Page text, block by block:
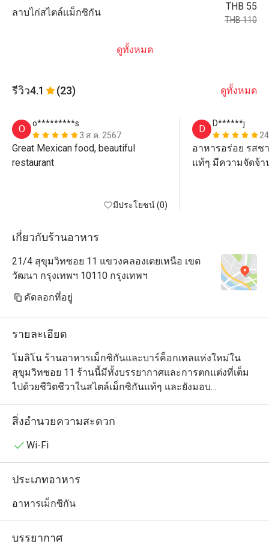
ลาบไก่สไตล์เเม็กซิกัน
THB 55
THB 110
ดูทั้งหมด
รีวิว4.1 (23) ดูทั้งหมด
O
o*********s
3 ส.ค. 2567
Great Mexican food, beautiful
มีประโยชน์ (0)
D
D******j
อาหารอร่อย รส
แท้ๆ มีความจัดจ้า
มากๆ
พนักงานบริการดี
บรรยากาศดีในร้
เกี่ยวกับร้านอาหาร
21/4 สุขุมวิทซอย 11 แขวงคลองเตยเหนือ เขต
วัฒนา กรุงเทพฯ 10110 กรุงเทพฯ
คัดลอกที่อยู่
รายละเอียด
โมลิโน ร้านอาหารเม็กซิกันและบาร์ค็อกเทลแห่งใหม่ใน
สุขุมวิทซอย 11 ร้านนี้มีทั้งบรรยากาศและการตกแต่งที่เต็ม
ไปด้วยชีวิตชีวาในสไตล์เม็กซิกันแท้ๆ และยังมอบ
ประสบการณ์การรับประทานอาหารระดับพรีเมียม นับตั้งแต่
ก่อตั้งในปี 2024 โมลิโนได้กลายเป็นสถานที่แฮงก์เอาท์ที่
กัวคาโมเล่สดและเซวิเช่ ไปจนถึงทาโก้ต่างๆ อีกทั้งทางร้าน
รสชาติแบบต้นตำรับอย่างแท้จริง
สิ่งอำนวยความสะดวก
Wi-Fi
ประเภทอาหาร
อาหารเม็กซิกัน
บรรยากาศ